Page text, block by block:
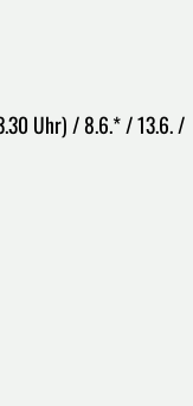
Uhr) / 8.6.* / 13.6. /